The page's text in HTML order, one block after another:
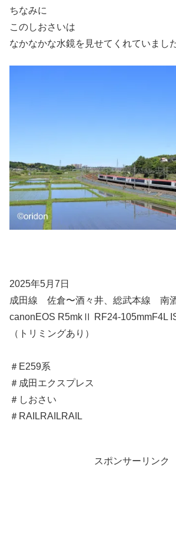
ちなみに
このしおさいは
なかなかな水鏡を見せてくれていまし
2025年5月7日
成田線 佐倉〜酒々井、総武本線 南
canonEOS R5mkⅡ RF24-105mmF4L
（トリミングあり）
＃E259系
＃成田エクスプレス
＃しおさい
＃RAILRAILRAIL
スポンサーリンク